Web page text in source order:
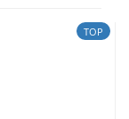
TOP